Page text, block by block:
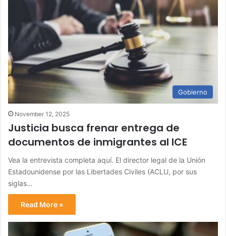
Gobierno
November 12, 2025
Justicia busca frenar entrega de
documentos de inmigrantes al ICE
Vea la entrevista completa aquí. El director legal de la Unión
Estadounidense por las Libertades Civiles (ACLU, por sus
siglas…
Read More »